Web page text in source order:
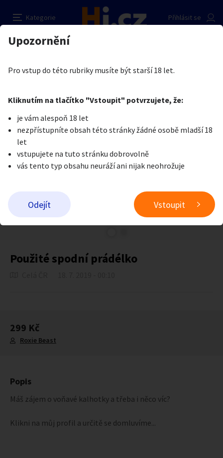
Kategorie
Přihlásit se
Auto-moto
Reality a bydlení Seznamka
Zvířata
Stroje a nářadí PC a elektro Sport a hobby
Sběratelství
Přidat inzerát
Erotika
Je nám líto, ale tenhle inzerát již není aktuální.
Použité spodní prádélko
299 Kč
Roxie Beast
Popis
Máš zájem o voňavé kalhotky a třeba i něco víc?
Klikni na můj profil a určitě se domluvíme...
Použité spodní prádélko
Prodávající
Pošlete uživateli zprávu
Nahlásit inzerát
Upozornění
Pro vstup do této rubriky musíte být starší 18 let.
Kliknutím na tlačítko "Vstoupit" potvrzujete, že:
je vám alespoň 18 let
nezpřístupníte obsah této stránky žádné osobě mladší 18
let
vstupujete na tuto stránku dobrovolně
vás tento typ obsahu neuráží ani nijak neohrožuje
Odejít Vstoupit